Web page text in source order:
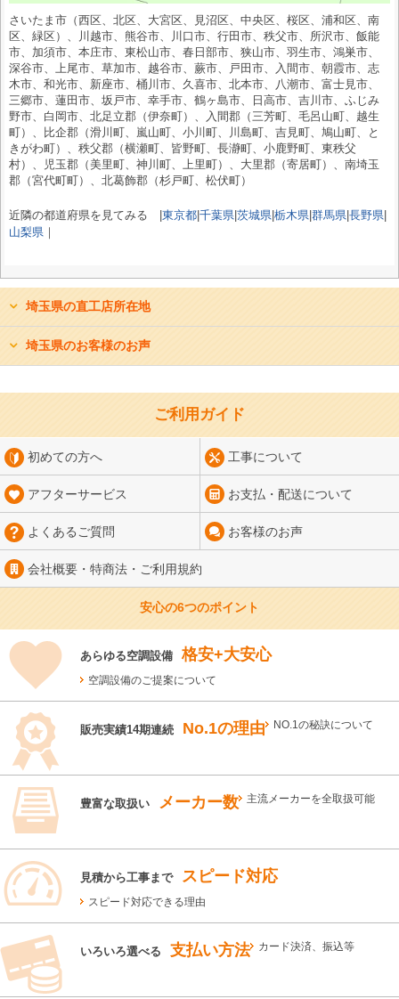
さいたま市（西区、北区、大宮区、見沼区、中央区、桜区、浦和区、南
区、緑区）、川越市、熊谷市、川口市、行田市、秩父市、所沢市、飯能
市、加須市、本庄市、東松山市、春日部市、狭山市、羽生市、鴻巣市、
深谷市、上尾市、草加市、越谷市、蕨市、戸田市、入間市、朝霞市、志
木市、和光市、新座市、桶川市、久喜市、北本市、八潮市、富士見市、
三郷市、蓮田市、坂戸市、幸手市、鶴ヶ島市、日高市、吉川市、ふじみ
野市、白岡市、北足立郡（伊奈町）、入間郡（三芳町、毛呂山町、越生
町）、比企郡（滑川町、嵐山町、小川町、川島町、吉見町、鳩山町、と
きがわ町）、秩父郡（横瀬町、皆野町、長瀞町、小鹿野町、東秩父
村）、児玉郡（美里町、神川町、上里町）、大里郡（寄居町）、南埼玉
郡（宮代町町）、北葛飾郡（杉戸町、松伏町）
近隣の都道府県を見てみる | 東京都 千葉県 茨城県 栃木県 群馬県 長野県
山梨県 ｜
埼玉県の直工店所在地
埼玉県のお客様のお声
ご利用ガイド
初めての方へ 工事について
アフターサービス お支払・配送について
よくあるご質問 お客様のお声
会社概要・特商法・ ご利用規約
安心の6つのポイント
あらゆる空調設備 格安+大安心
空調設備のご提案について
販売実績14期連続 No.1の理由 NO.1の秘訣について
豊富な取扱い メーカー数 主流メーカーを全取扱可能
見積から工事まで スピード対応
スピード対応できる理由
いろいろ選べる 支払い方法 カード決済、振込等